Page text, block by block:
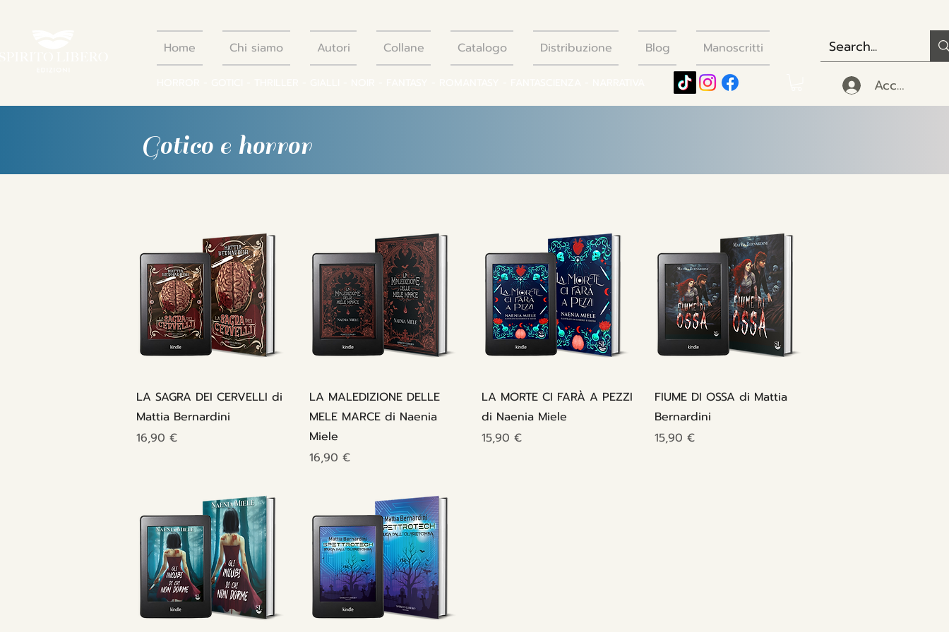
Home Chi siamo Autori Collane Catalogo Distribuzione Blog Manoscritti
Accedi
Gotico e horror
Vista rapida
LA SAGRA DEI CERVELLI di
Mattia Bernardini
Prezzo
16,90 €
Vista rapida
LA MALEDIZIONE DELLE
MELE MARCE di Naenia
Miele
Prezzo
16,90 €
Vista rapida
LA MORTE CI FARÀ A PEZZI
di Naenia Miele
Prezzo
15,90 €
Vista rapida
FIUME DI OSSA di Mattia
Bernardini
Prezzo
15,90 €